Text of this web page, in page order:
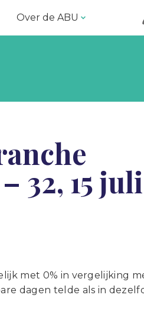
Over de ABU
Helpdesk
Ledenregister
Magazine VoorWerk
Vacatures
32, 15 juli
met 0% in vergelijking
dagen telde als in